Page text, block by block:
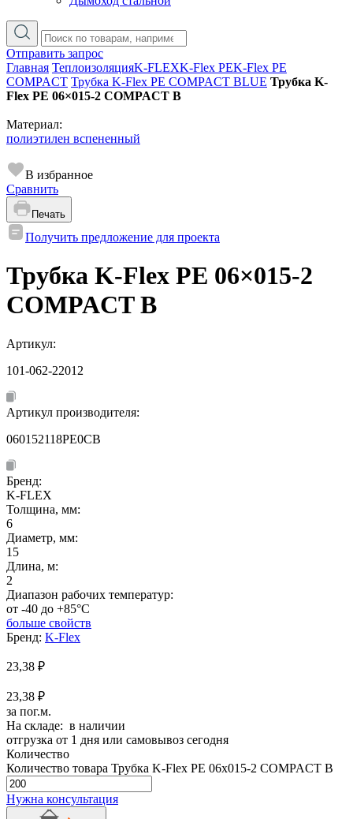
Отправить запрос
Главная ТеплоизоляцияK-FLEXK-Flex PEK-Flex PE
COMPACT Трубка K-Flex PE COMPACT BLUE Трубка K-
Flex PE 06×015-2 COMPACT B
Материал:
полиэтилен вспененный
В избранное
Сравнить
Печать
Получить предложение для проекта
Трубка K-Flex PE 06×015-2
COMPACT B
Артикул:
101-062-22012
Артикул производителя:
060152118PE0CB
Бренд:
K-FLEX
Толщина, мм:
6
Диаметр, мм:
15
Длина, м:
2
Диапазон рабочих температур:
от -40 до +85°C
больше свойств
Бренд: K-Flex
23,38 ₽
23,38 ₽
за пог.м.
На складе: в наличии
отгрузка от 1 дня или самовывоз сегодня
Количество
Количество товара Трубка K-Flex PE 06x015-2 COMPACT B
Нужна консультация